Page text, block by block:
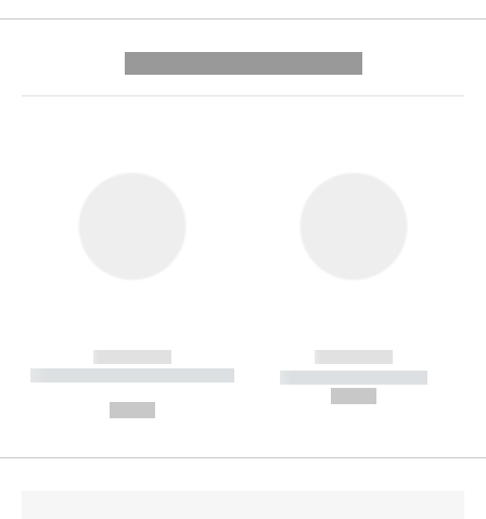
------------
----------- ----------- --------
------------
----------- -----------